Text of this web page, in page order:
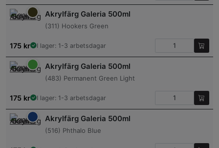
Akrylfärg Galeria 500ml
(311) Hookers Green
175 kr I lager: 1-3 arbetsdagar
Akrylfärg Galeria 500ml
(483) Permanent Green Light
175 kr I lager: 1-3 arbetsdagar
Akrylfärg Galeria 500ml
(516) Phthalo Blue